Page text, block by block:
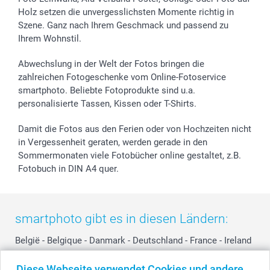
Geschenk-Gutscheine (PDF)
Partnerprogramme
Investor Relations
Widerrufsrecht
Hochzeit
Geburtstag
Zu allen Anlässen
Zahlungsmöglichkeiten
Anmelden /Registrieren
Status der Bestellung
smartfriends
smartgarantie
smartbonus
Holz setzen die unvergesslichsten Momente richtig in
Szene. Ganz nach Ihrem Geschmack und passend zu
Ihrem Wohnstil.
Abwechslung in der Welt der Fotos bringen die
zahlreichen Fotogeschenke vom Online-Fotoservice
smartphoto. Beliebte Fotoprodukte sind u.a.
personalisierte Tassen, Kissen oder T-Shirts.
Damit die Fotos aus den Ferien oder von Hochzeiten nicht
in Vergessenheit geraten, werden gerade in den
Sommermonaten viele Fotobücher online gestaltet, z.B.
Fotobuch in DIN A4 quer.
smartphoto gibt es in diesen Ländern:
België - Belgique - Danmark - Deutschland - France - Ireland